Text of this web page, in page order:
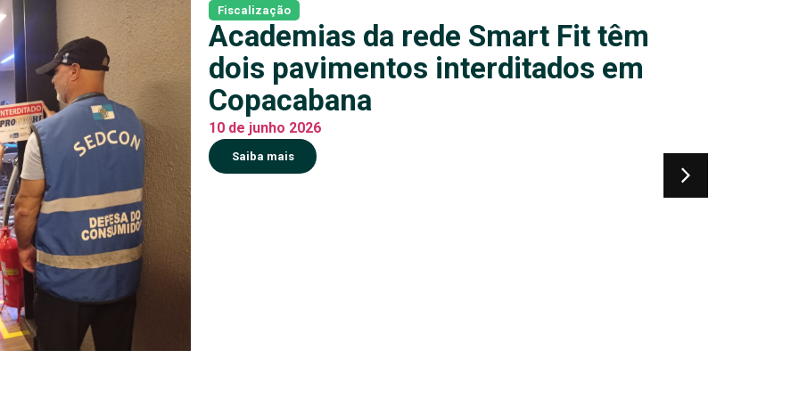
Fiscalização
Academias da rede Smart Fit têm
dois pavimentos interditados em
Copacabana
10 de junho 2026
Saiba mais